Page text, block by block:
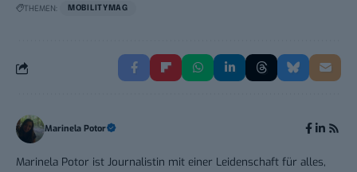
THEMEN: MOBILITYMAG
Marinela Potor
Marinela Potor ist Journalistin mit einer Leidenschaft für alles,